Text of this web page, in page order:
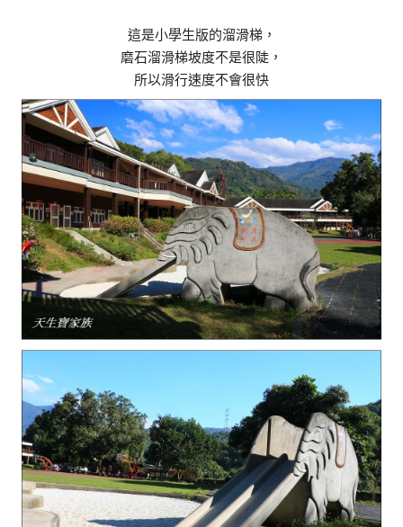
這是小學生版的溜滑梯，
磨石溜滑梯坡度不是很陡，
所以滑行速度不會很快